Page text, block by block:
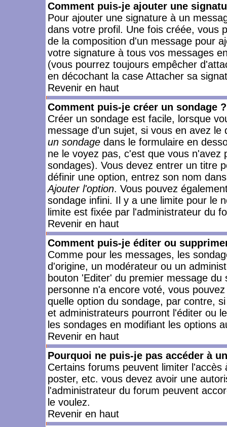
Comment puis-je ajouter une
Pour ajouter une signature à un
dans votre profil. Une fois créée, vous
de la composition d'un message pour
votre signature à tous vos messages
(vous pourrez toujours empêcher
en décochant la case Attacher sa
Revenir en haut
Comment puis-je créer un sondage ?
Créer un sondage est facile, lorsque
message d'un sujet, si vous en avez
un sondage dans le formulaire en
ne le voyez pas, c'est que vous
sondages). Vous devez entrer un titre
définir une option, entrez son nom
Ajouter l'option. Vous pouvez
sondage infini. Il y a une limite pour le
limite est fixée par l'administrateur du
Revenir en haut
Comment puis-je éditer ou
Comme pour les messages, les
d'origine, un modérateur ou un
bouton 'Editer' du premier message
personne n'a encore voté, vous
quelle option du sondage, par contre,
et administrateurs pourront l'éditer ou
les sondages en modifiant les options
Revenir en haut
Pourquoi ne puis-je pas accéder à
Certains forums peuvent limiter
poster, etc. vous devez avoir une
l'administrateur du forum peuvent
le voulez.
Revenir en haut